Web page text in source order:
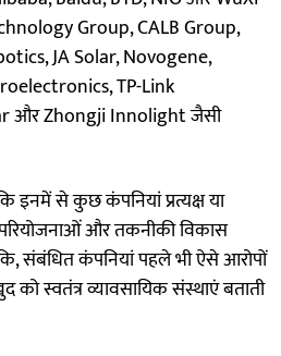
Group, CALB Group,
JA Solar, Novogene,
TP-Link
और Zhongji Innolight जैसी
इनमें से कुछ कंपनियां प्रत्यक्ष या
और तकनीकी विकास
संबंधित कंपनियां पहले भी ऐसे आरोपों
स्वतंत्र व्यावसायिक संस्थाएं बताती